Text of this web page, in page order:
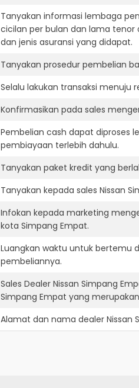
Tanyakan informasi lembaga
cicilan per bulan dan lama
dan jenis asuransi yang didapat.
Tanyakan prosedur pembelian
Selalu lakukan transaksi menuju
Konfirmasikan pada sales
Pembelian cash dapat diproses
pembiayaan terlebih dahulu.
Tanyakan paket kredit yang
Tanyakan kepada sales Nissan
Infokan kepada marketing
kota Simpang Empat.
Luangkan waktu untuk bertemu
pembeliannya.
Sales Dealer Nissan Simpang
Simpang Empat yang
Alamat dan nama dealer Nissan